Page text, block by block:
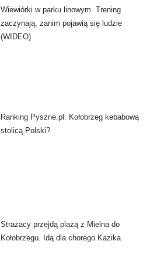
Wiewiórki w parku linowym. Trening
zaczynają, zanim pojawią się ludzie
(WIDEO)
Ranking Pyszne.pl: Kołobrzeg kebabową
stolicą Polski?
Strażacy przejdą plażą z Mielna do
Kołobrzegu. Idą dla chorego Kazika